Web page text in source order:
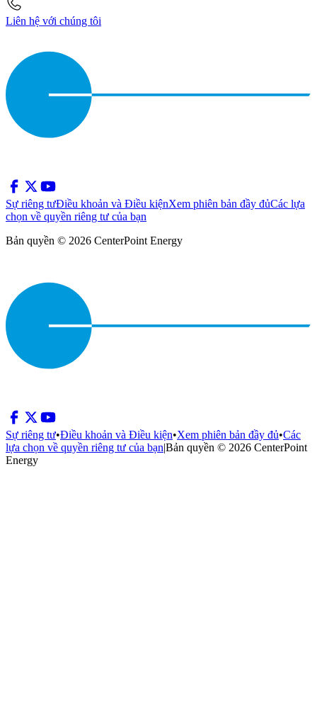
Liên hệ với chúng tôi
Sự riêng tưĐiều khoản và Điều kiệnXem phiên bản đầy đủCác lựa
chọn về quyền riêng tư của bạn
Bản quyền © 2026 CenterPoint Energy
Sự riêng tư•Điều khoản và Điều kiện•Xem phiên bản đầy đủ•Các
lựa chọn về quyền riêng tư của bạn|Bản quyền © 2026 CenterPoint
Energy